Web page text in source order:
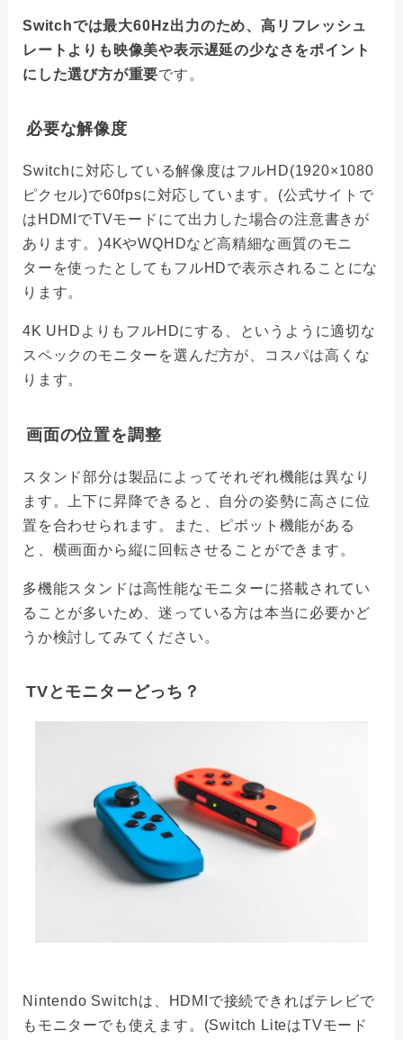
Switchでは最大60Hz出力のため、高リフレッシュ
レートよりも映像美や表示遅延の少なさをポイント
にした選び方が重要です。
必要な解像度
Switchに対応している解像度はフルHD(1920×1080
ピクセル)で60fpsに対応しています。(公式サイトで
はHDMIでTVモードにて出力した場合の注意書きが
あります。)4KやWQHDなど高精細な画質のモニ
ターを使ったとしてもフルHDで表示されることにな
ります。
4K UHDよりもフルHDにする、というように適切な
スペックのモニターを選んだ方が、コスパは高くな
ります。
画面の位置を調整
スタンド部分は製品によってそれぞれ機能は異なり
ます。上下に昇降できると、自分の姿勢に高さに位
置を合わせられます。また、ピボット機能がある
と、横画面から縦に回転させることができます。
多機能スタンドは高性能なモニターに搭載されてい
ることが多いため、迷っている方は本当に必要かど
うか検討してみてください。
TVとモニターどっち？
Nintendo Switchは、HDMIで接続できればテレビで
もモニターでも使えます。(Switch LiteはTVモード